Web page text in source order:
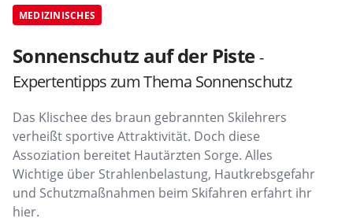
MEDIZINISCHES
Sonnenschutz auf der Piste-
Expertentipps zum Thema Sonnenschutz
Das Klischee des braun gebrannten Skilehrers
verheißt sportive Attraktivität. Doch diese
Assoziation bereitet Hautärzten Sorge. Alles
Wichtige über Strahlenbelastung, Hautkrebsgefahr
und Schutzmaßnahmen beim Skifahren erfahrt ihr
hier.